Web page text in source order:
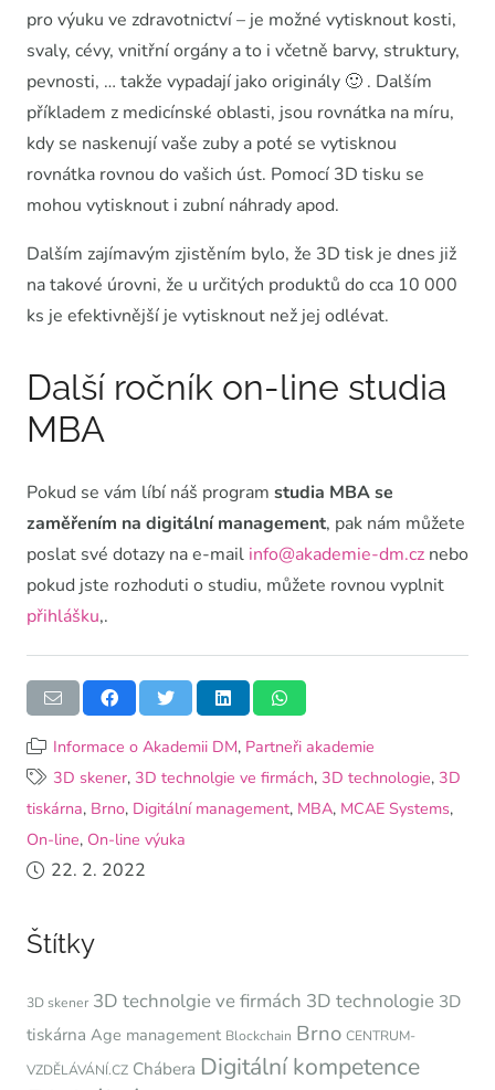
pro výuku ve zdravotnictví – je možné vytisknout kosti,
svaly, cévy, vnitřní orgány a to i včetně barvy, struktury,
pevnosti, … takže vypadají jako originály 🙂 . Dalším
příkladem z medicínské oblasti, jsou rovnátka na míru,
kdy se naskenují vaše zuby a poté se vytisknou
rovnátka rovnou do vašich úst. Pomocí 3D tisku se
mohou vytisknout i zubní náhrady apod.
Dalším zajímavým zjistěním bylo, že 3D tisk je dnes již
na takové úrovni, že u určitých produktů do cca 10 000
ks je efektivnější je vytisknout než jej odlévat.
Další ročník on-line studia
MBA
Pokud se vám líbí náš program studia MBA se
zaměřením na digitální management, pak nám můžete
poslat své dotazy na e-mail info@akademie-dm.cz nebo
pokud jste rozhoduti o studiu, můžete rovnou vyplnit
přihlášku,.
Informace o Akademii DM, Partneři akademie
3D skener, 3D technolgie ve firmách, 3D technologie, 3D
tiskárna, Brno, Digitální management, MBA, MCAE Systems,
On-line, On-line výuka
22. 2. 2022
Štítky
3D skener 3D technolgie ve firmách 3D technologie 3D
tiskárna Age management Blockchain Brno CENTRUM-
VZDĚLÁVÁNÍ.CZ Chábera Digitální kompetence